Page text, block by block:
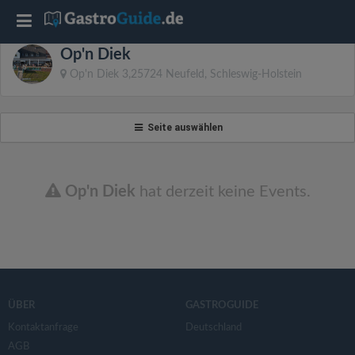
Op'n Diek
Op'n Diek 3,25724 Neufeld, Schleswig-Holstein
Seite auswählen
Op'n Diek hat derzeit keine Events.
ÜBER
Kontaktanfrage
AGB
GASTROGUIDE
Deutschland
T
o
n